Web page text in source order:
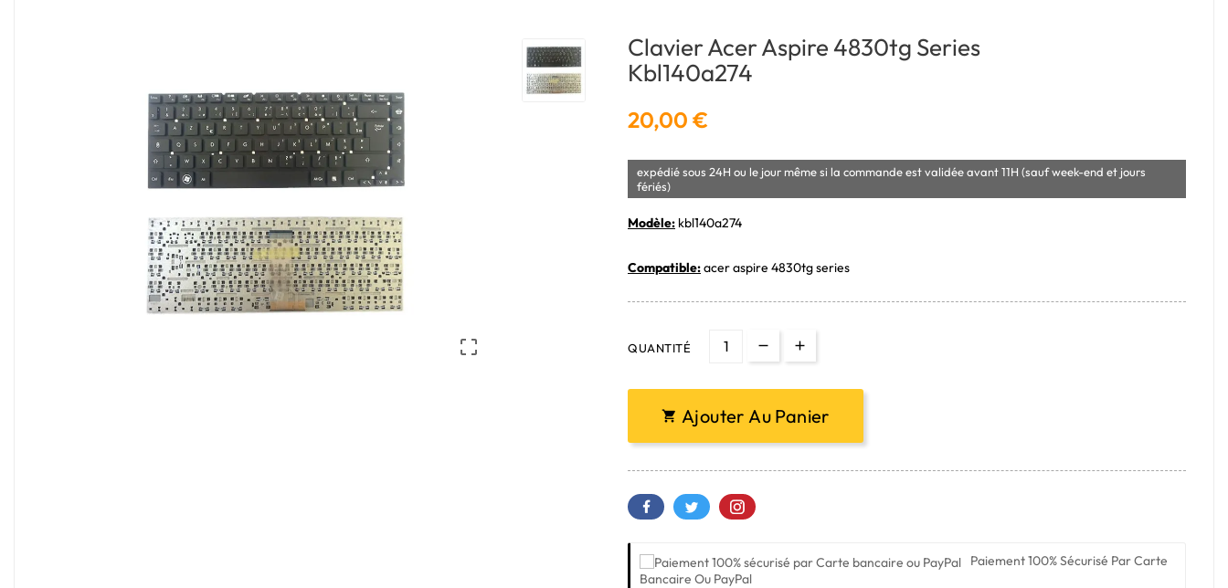

Clavier Acer Aspire 4830tg Series
Kbl140a274
20,00 €
expédié sous 24H ou le jour même si la commande est validée avant 11H (sauf week-end et jours
fériés)
Modèle: kbl140a274
Compatible:acer aspire 4830tg series
QUANTITÉ
 Ajouter Au Panier
Paiement 100% Sécurisé Par Carte
Bancaire Ou PayPal